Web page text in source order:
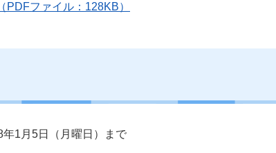
ファイル：128KB）
1月5日（月曜日）まで